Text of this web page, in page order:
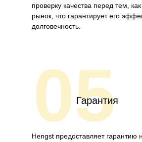
проверку качества перед тем,
рынок, что гарантирует его
долговечность.
05
Гарантия
Hengst предоставляет гарантию